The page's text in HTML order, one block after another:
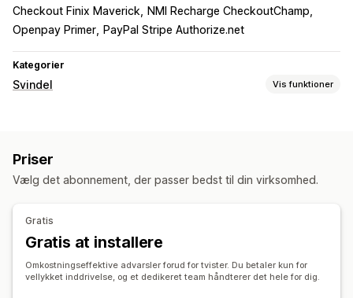
Checkout Finix Maverick
NMI Recharge CheckoutChamp
Openpay Primer
PayPal Stripe Authorize.net
Kategorier
Svindel Vis funktioner
Underretninger og analyse
Underretninger om høj risiko Chargebackunderretninger
Priser
Vælg det abonnement, der passer bedst til din virksomhed.
Gratis
Gratis at installere
Omkostningseffektive advarsler forud for tvister. Du betaler kun for
vellykket inddrivelse, og et dedikeret team håndterer det hele for dig.